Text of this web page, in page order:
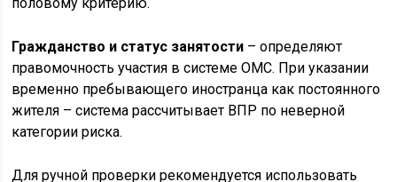
Гражданство и статус занятости – определяют
правомочность участия в системе ОМС. При указании
временно пребывающего иностранца как постоянного
жителя – система рассчитывает ВПР по неверной
категории риска.
Для ручной проверки рекомендуется использовать